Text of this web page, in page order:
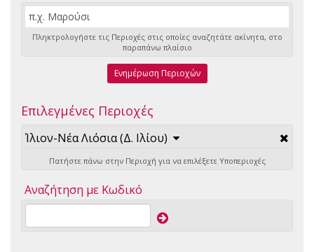
Πληκτρολογήστε τις Περιοχές στις οποίες αναζητάτε ακίνητα, στο
παραπάνω πλαίσιο
Ενημέρωση Περιοχών
Επιλεγμένες Περιοχές
Ίλιον-Νέα Λιόσια (Δ. Ιλίου)
Πατήστε πάνω στην Περιοχή για να επιλέξετε Υποπεριοχές
Αναζήτηση με Κωδικό